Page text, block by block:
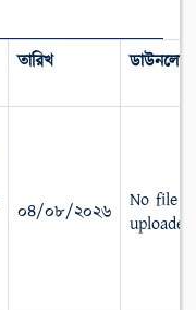
তারিখ ডাউনলোড
০৪/০৮/২০২৬
No file
uploaded.